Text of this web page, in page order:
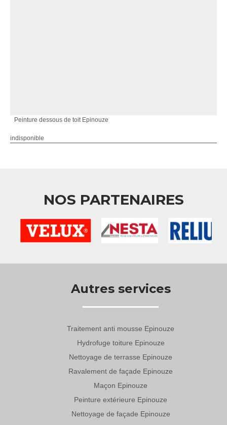
Peinture dessous de toit Epinouze
indisponible
NOS PARTENAIRES
Autres services
Traitement anti mousse Epinouze
Hydrofuge toiture Epinouze
Nettoyage de terrasse Epinouze
Ravalement de façade Epinouze
Maçon Epinouze
Peinture extérieure Epinouze
Nettoyage de façade Epinouze